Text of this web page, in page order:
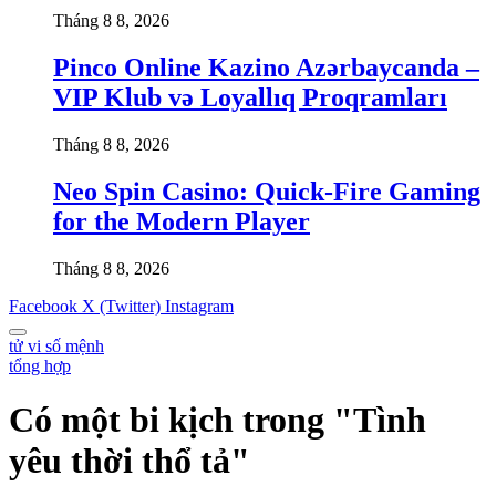
Tháng 8 8, 2026
Pinco Online Kazino Azərbaycanda –
VIP Klub və Loyallıq Proqramları
Tháng 8 8, 2026
Neo Spin Casino: Quick‑Fire Gaming
for the Modern Player
Tháng 8 8, 2026
Facebook X (Twitter) Instagram
tử vi số mệnh
tổng hợp
Có một bi kịch trong "Tình
yêu thời thổ tả"